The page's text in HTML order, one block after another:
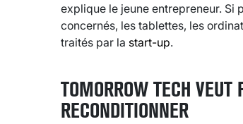
explique le jeune entrepreneur. Si
concernés, les tablettes, les
traités par la start-up.
TOMORROW TECH VEUT
RECONDITIONNER